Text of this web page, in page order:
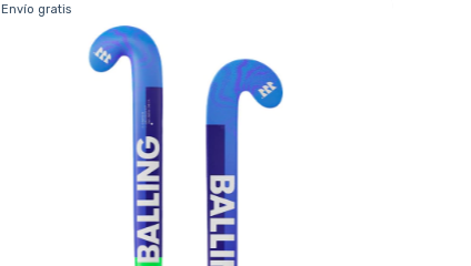
Envío gratis